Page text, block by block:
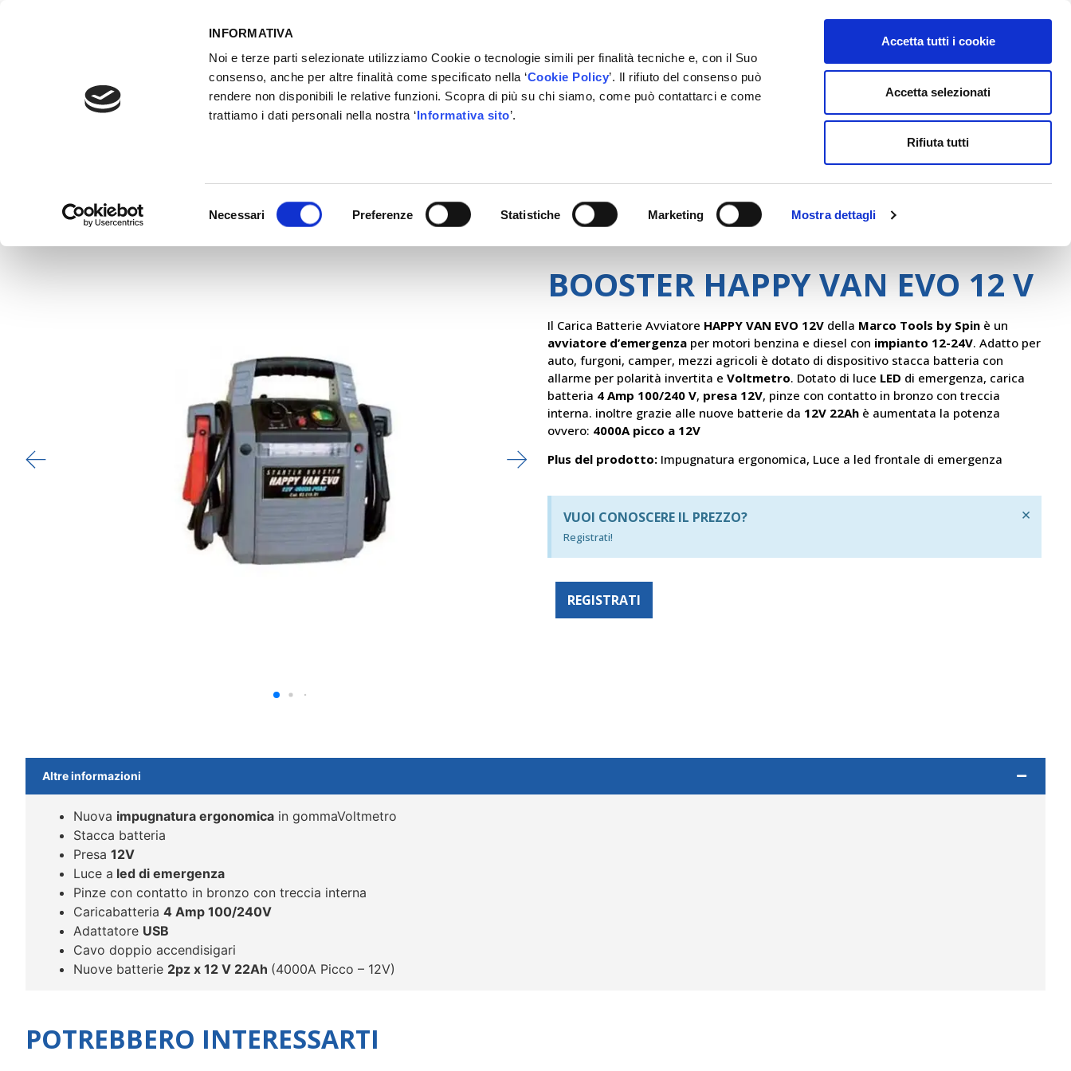
INFORMATIVA
Noi e terze parti selezionate utilizziamo Cookie o tecnologie simili per finalità tecniche e, con il Suo
consenso, anche per altre finalità come specificato nella ‘Cookie Policy’. Il rifiuto del consenso può
rendere non disponibili le relative funzioni. Scopra di più su chi siamo, come può contattarci e come
trattiamo i dati personali nella nostra ‘Informativa sito’.
del
Necessari Preferenze Statistiche Marketing Mostra dettagli
Accetta tutti i cookie
Accetta selezionati
Rifiuta tutti
ACCESSO GESTIONALE
ACCEDI E CONTATTACI
BOOSTER HAPPY VAN EVO 12 V
Il Carica Batterie Avviatore HAPPY VAN EVO 12V della Marco Tools by Spin è un
avviatore d’emergenza per motori benzina e diesel con impianto 12-24V. Adatto per
auto, furgoni, camper, mezzi agricoli è dotato di dispositivo stacca batteria con
allarme per polarità invertita e Voltmetro. Dotato di luce LED di emergenza, carica
batteria 4 Amp 100/240 V, presa 12V, pinze con contatto in bronzo con treccia
interna. inoltre grazie alle nuove batterie da 12V 22Ah è aumentata la potenza
ovvero: 4000A picco a 12V
Plus del prodotto: Impugnatura ergonomica, Luce a led frontale di emergenza
VUOI CONOSCERE IL PREZZO?
Registrati!
×
REGISTRATI
Altre informazioni
Nuova impugnatura ergonomica in gommaVoltmetro
Stacca batteria
Presa 12V
Luce a led di emergenza
Pinze con contatto in bronzo con treccia interna
Caricabatteria 4 Amp 100/240V
Adattatore USB
Cavo doppio accendisigari
Nuove batterie 2pz x 12 V 22Ah (4000A Picco – 12V)
POTREBBERO INTERESSARTI